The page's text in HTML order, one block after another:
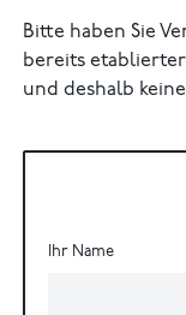
Bitte haben Sie
bereits
und deshalb
Ihr Name